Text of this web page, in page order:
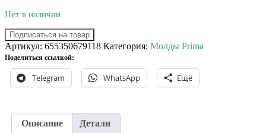
Нет в наличии
Подписаться на товар
Артикул: 655350679118 Категория: Молды Prima
Поделиться ссылкой:
Telegram WhatsApp Ещё
Описание Детали